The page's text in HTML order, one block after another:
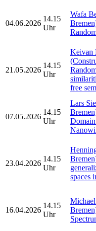
04.06.2026
14.15
Uhr
Wafa
21.05.2026
14.15
Uhr
Keivan
free
07.05.2026
14.15
Uhr
Lars
23.04.2026
14.15
Uhr
spaces
16.04.2026
14.15
Uhr